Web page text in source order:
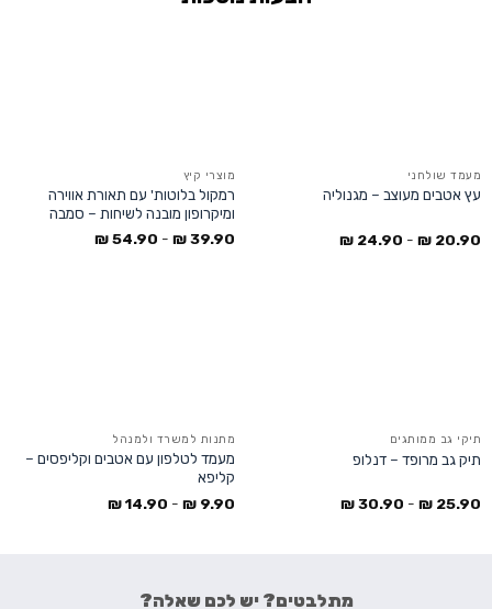
מעמד שולחני
עץ אטבים מעוצב – מגנוליה
20.90
₪
-
24.90
₪
מוצרי קיץ
רמקול בלוטות' עם תאורת אווירה
ומיקרופון מובנה לשיחות – סמבה
39.90
₪
-
54.90
₪
תיקי גב ממותגים
תיק גב מרופד – דנלופ
25.90
₪
-
30.90
₪
מתנות למשרד ולמנהל
מעמד לטלפון עם אטבים וקליפסים –
קליפא
9.90
₪
-
14.90
₪
מתלבטים? יש לכם שאלה?